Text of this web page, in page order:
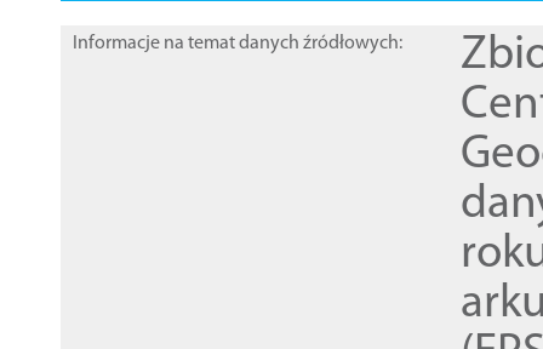
Informacje na temat danych źródłowych: